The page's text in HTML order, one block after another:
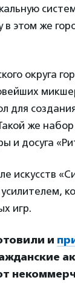
в этом же
округа
для
же
и досуга
искусств
игр.
и